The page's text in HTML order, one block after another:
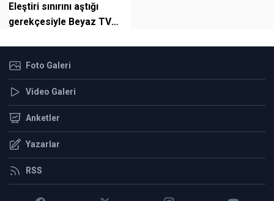
Eleştiri sınırını aştığı
gerekçesiyle Beyaz TV
Foto Galeri
Video Galeri
Anketler
Yazarlar
RSS